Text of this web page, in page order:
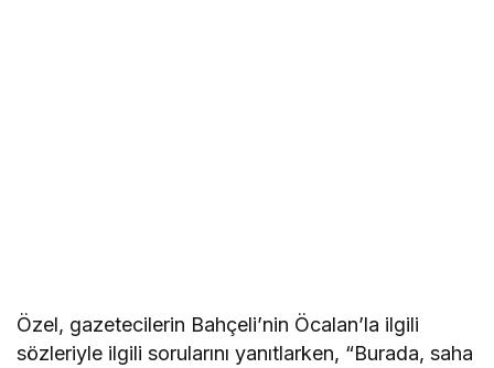
Özel, gazetecilerin Bahçeli’nin Öcalan’la ilgili
sözleriyle ilgili sorularını yanıtlarken, “Burada, saha